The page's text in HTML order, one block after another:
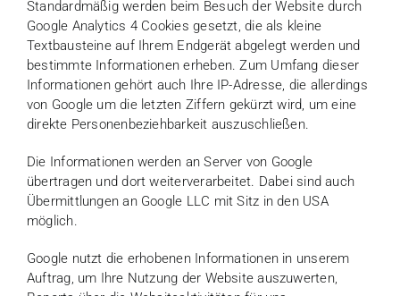
Standardmäßig werden beim Besuch der Website durch
Google Analytics 4 Cookies gesetzt, die als kleine
Textbausteine auf Ihrem Endgerät abgelegt werden und
bestimmte Informationen erheben. Zum Umfang dieser
Informationen gehört auch Ihre IP-Adresse, die allerdings
von Google um die letzten Ziffern gekürzt wird, um eine
direkte Personenbeziehbarkeit auszuschließen.
Die Informationen werden an Server von Google
übertragen und dort weiterverarbeitet. Dabei sind auch
Übermittlungen an Google LLC mit Sitz in den USA
möglich.
Google nutzt die erhobenen Informationen in unserem
Auftrag, um Ihre Nutzung der Website auszuwerten,